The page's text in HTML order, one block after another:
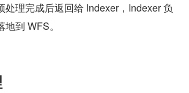
处理完成后返回给 Indexer，Indexer 负
到 WFS。